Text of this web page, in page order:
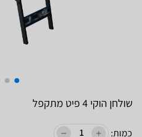
שולחן הוקי 4 פיט מתקפל
כמות: